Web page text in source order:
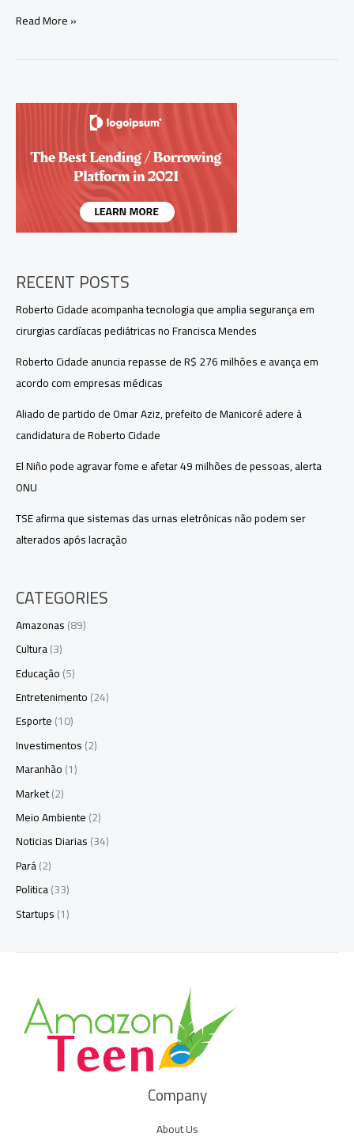
Pesquisa
Roberto
perfil
Read More »
RECENT POSTS
Roberto Cidade acompanha tecnologia que amplia segurança em
cirurgias cardíacas pediátricas no Francisca Mendes
Roberto Cidade anuncia repasse de R$ 276 milhões e avança em
acordo com empresas médicas
Aliado de partido de Omar Aziz, prefeito de Manicoré adere à
candidatura de Roberto Cidade
El Niño pode agravar fome e afetar 49 milhões de pessoas, alerta
ONU
TSE afirma que sistemas das urnas eletrônicas não podem ser
alterados após lacração
CATEGORIES
Amazonas(89)
Cultura(3)
Educação(5)
Entretenimento(24)
Esporte(10)
Investimentos(2)
Maranhão(1)
Market(2)
Meio Ambiente(2)
Noticias Diarias(34)
Pará(2)
Politica(33)
Startups(1)
Company
About Us